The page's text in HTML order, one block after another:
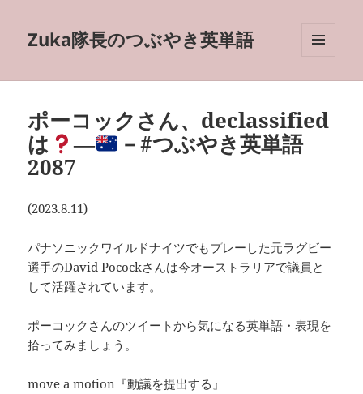
Zuka隊長のつぶやき英単語
ーとウ
ポーコックさん、declassified
は
―
－#つぶやき英単語
2087
(2023.8.11)
パナソニックワイルドナイツでもプレーした元ラグビー
選手のDavid Pocockさんは今オーストラリアで議員と
して活躍されています。
ポーコックさんのツイートから気になる英単語・表現を
拾ってみましょう。
move a motion『動議を提出する』